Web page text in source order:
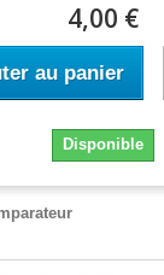
4,00 €
au panier
Disponible